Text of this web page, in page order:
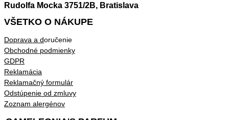
Rudolfa Mocka 3751/2B, Bratislava
VŠETKO O NÁKUPE
Doprava a doručenie
Obchodné podmienky
GDPR
Reklamácia
Reklamačný formulár
Odstúpenie od zmluvy
Zoznam alergénov